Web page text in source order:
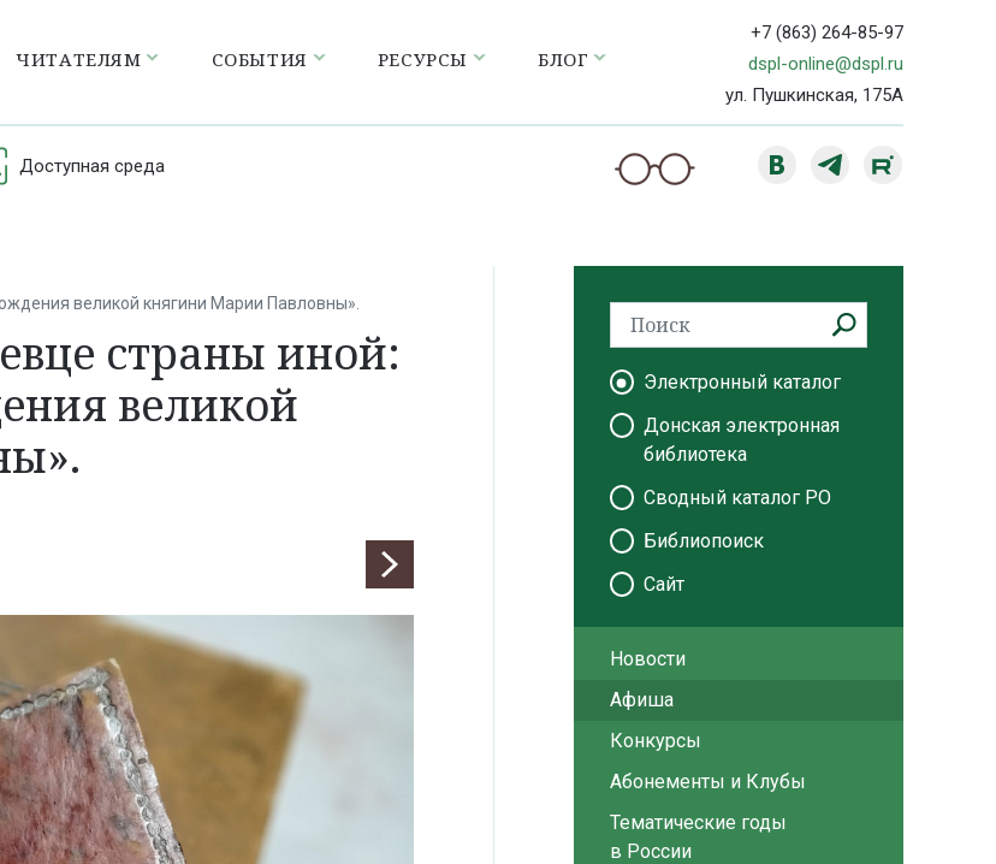
ЧИТАТЕЛЯМ СОБЫТИЯ РЕСУРСЫ БЛОГ
+7 (863) 264-85-97
dspl-online@dspl.ru
ул. Пушкинская, 175А
Доступная среда
великой княгини Марии Павловны».
страны иной:
великой
Электронный каталог
Донская электронная
библиотека
Сводный каталог РО
Библиопоиск
Сайт
Новости
Афиша
Конкурсы
Абонементы и Клубы
Тематические годы
в России